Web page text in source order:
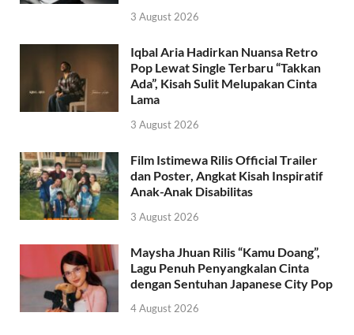
3 August 2026
Iqbal Aria Hadirkan Nuansa Retro
Pop Lewat Single Terbaru “Takkan
Ada”, Kisah Sulit Melupakan Cinta
Lama
3 August 2026
Film Istimewa Rilis Official Trailer
dan Poster, Angkat Kisah Inspiratif
Anak-Anak Disabilitas
3 August 2026
Maysha Jhuan Rilis “Kamu Doang”,
Lagu Penuh Penyangkalan Cinta
dengan Sentuhan Japanese City Pop
4 August 2026